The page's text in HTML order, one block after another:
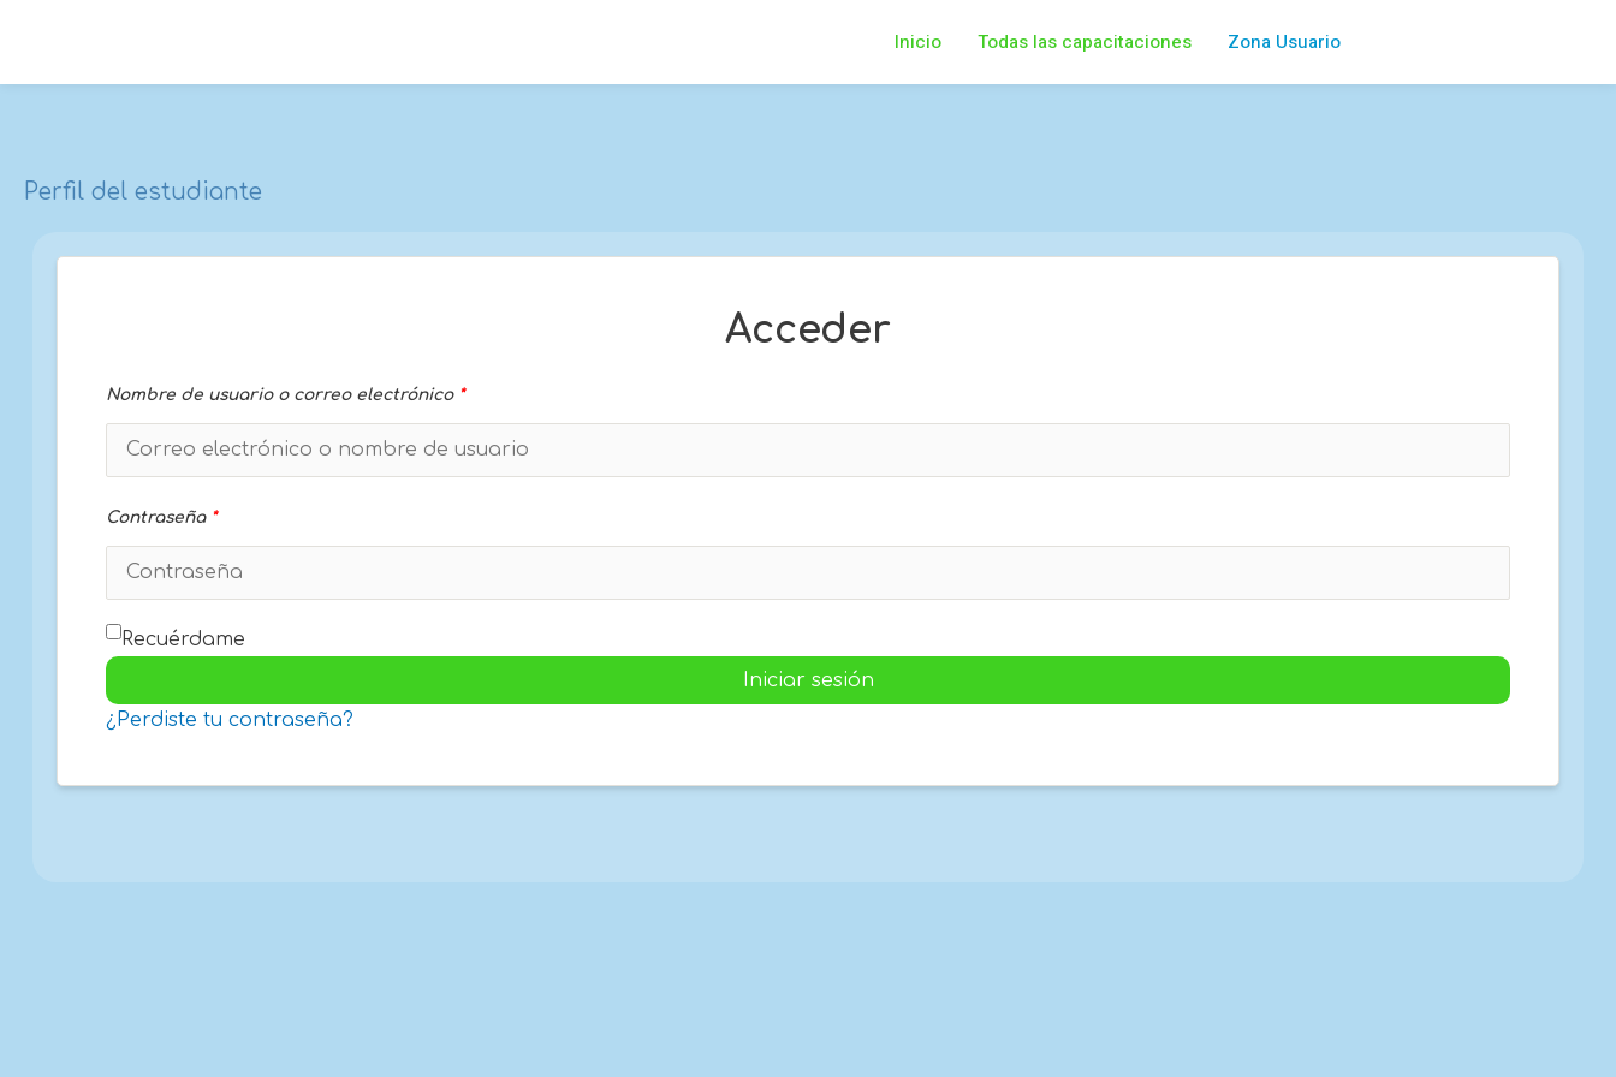
contenido
Inicio Todas las capacitaciones Zona Usuario
Perfil del estudiante
Acceder
Nombre de usuario o correo electrónico *
Contraseña *
Recuérdame
Iniciar sesión
¿Perdiste tu contraseña?